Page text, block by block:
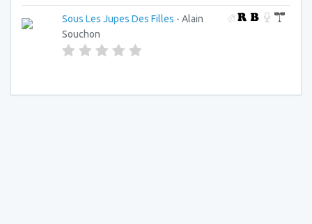
Sous Les Jupes Des Filles - Alain
Souchon